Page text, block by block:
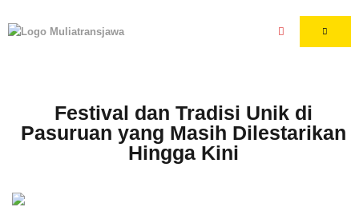
Festival dan Tradisi Unik di
Pasuruan yang Masih Dilestarikan
Hingga Kini